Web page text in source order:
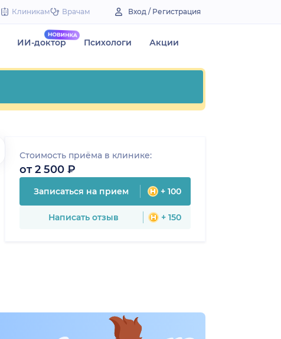
Клиникам Врачам Вход / Регистрация
ИИ-доктор Психологи Акции
Стоимость приёма в клинике:
от 2 500 ₽
Записаться на прием + 100
Написать отзыв + 150